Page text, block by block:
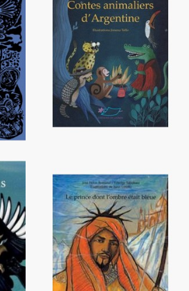
Nil
Contes animaliers d'Argentine
12,90 €
Le prince dont l'ombre était
bleue
12,20 €